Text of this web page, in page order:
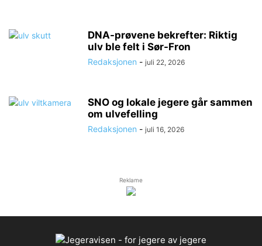
DNA-prøvene bekrefter: Riktig
ulv ble felt i Sør-Fron
Redaksjonen - juli 22, 2026
SNO og lokale jegere går sammen
om ulvefelling
Redaksjonen - juli 16, 2026
Reklame